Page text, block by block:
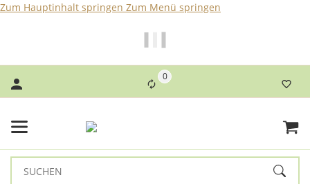
Zum Hauptinhalt springen Zum Menü springen
0